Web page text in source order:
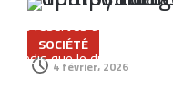
Les réserves du Maroc
tandis que le dirham se
SOCIÉTÉ
4 février، 2026